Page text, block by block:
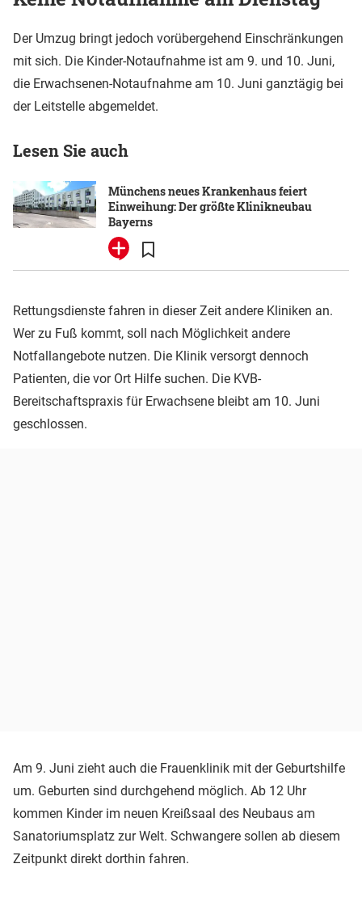
Der Umzug bringt jedoch vorübergehend Einschränkungen
mit sich. Die Kinder-Notaufnahme ist am 9. und 10. Juni,
die Erwachsenen-Notaufnahme am 10. Juni ganztägig bei
der Leitstelle abgemeldet.
Lesen Sie auch
Münchens neues Krankenhaus feiert
Einweihung: Der größte Klinikneubau
Bayerns
Rettungsdienste fahren in dieser Zeit andere Kliniken an.
Wer zu Fuß kommt, soll nach Möglichkeit andere
Notfallangebote nutzen. Die Klinik versorgt dennoch
Patienten, die vor Ort Hilfe suchen. Die KVB-
Bereitschaftspraxis für Erwachsene bleibt am 10. Juni
geschlossen.
Am 9. Juni zieht auch die Frauenklinik mit der Geburtshilfe
um. Geburten sind durchgehend möglich. Ab 12 Uhr
kommen Kinder im neuen Kreißsaal des Neubaus am
Sanatoriumsplatz zur Welt. Schwangere sollen ab diesem
Zeitpunkt direkt dorthin fahren.